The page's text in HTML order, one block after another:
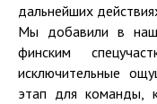
дальнейших
Мы добавили в наш
финским
исключительные
этап для команды,